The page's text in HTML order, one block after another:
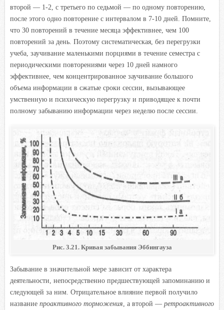
второй — 1-2, с третьего по седьмой — по одному повторению,
после этого одно повторение с интервалом в 7-10 дней. Помните,
что 30 повторений в течение месяца эффективнее, чем 100
повторений за день. Поэтому систематическая, без перегрузки
учеба, заучивание маленькими порциями в течение семестра с
периодическими повторениями через 10 дней намного
эффективнее, чем концентрированное заучивание большого
объема информации в сжатые сроки сессии, вызывающее
умственную и психическую перегрузку и приводящее к почти
полному забыванию информации через неделю после сессии.
Рис. 3.21. Кривая забывания Эббингауза
Забывание в значительной мере зависит от характера
деятельности, непосредственно предшествующей запоминанию и
следующей за ним. Отрицательное влияние первой получило
название проактивного торможения , а второй — ретроактивного